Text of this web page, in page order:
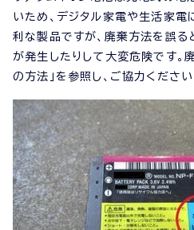
いため、デジタル家電や生活家電
利な製品ですが、廃棄方法を誤る
が発生したりして大変危険です。
の方法」を参照し、ご協力ください